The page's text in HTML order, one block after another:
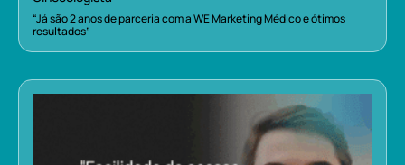
“Já são 2 anos de parceria com a WE Marketing Médico e ótimos
resultados”